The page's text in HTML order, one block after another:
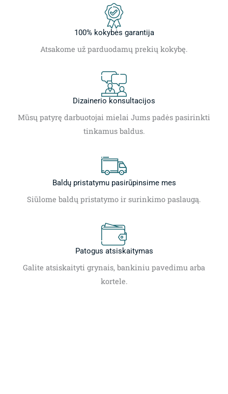
100% kokybės garantija
Atsakome už parduodamų prekių kokybę.
Dizainerio konsultacijos
Mūsų patyrę darbuotojai mielai Jums padės pasirinkti
tinkamus baldus.
Baldų pristatymu pasirūpinsime mes
Siūlome baldų pristatymo ir surinkimo paslaugą.
Patogus atsiskaitymas
Galite atsiskaityti grynais, bankiniu pavedimu arba
kortele.